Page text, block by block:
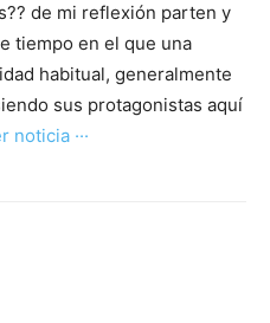
de mi reflexión parten y
tiempo en el que una
habitual, generalmente
sus protagonistas aquí
noticia ···